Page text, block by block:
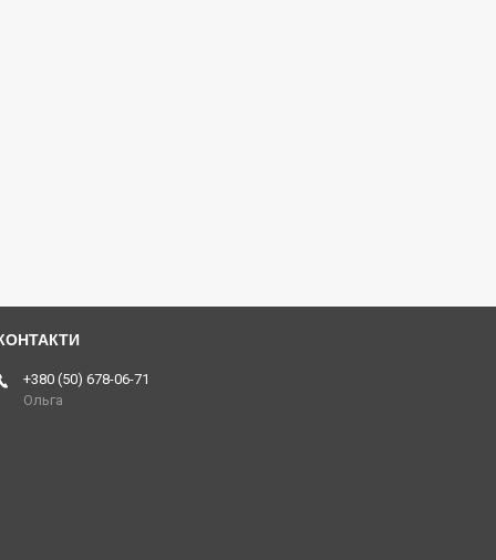
+380 (50) 678-06-71
Ольга